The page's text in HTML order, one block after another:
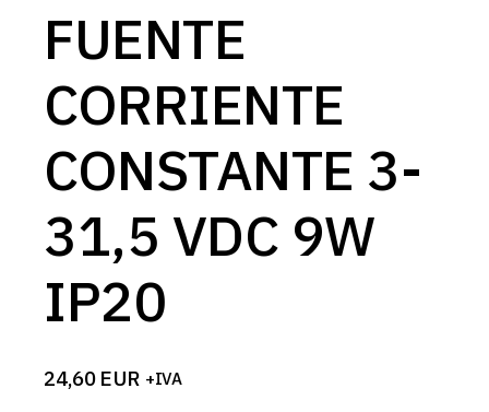
FUENTE
CORRIENTE
CONSTANTE 3-
31,5 VDC 9W
IP20
24,60 EUR +IVA